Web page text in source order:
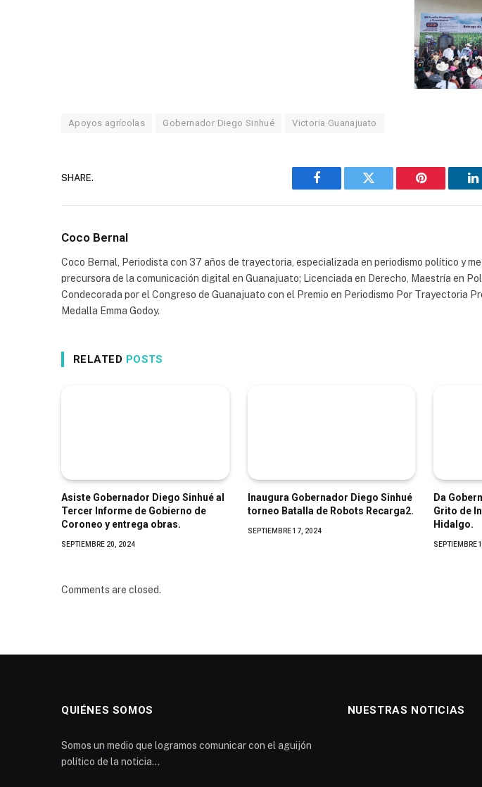
Apoyos agrícolas Gobernador Diego Sinhué Victoria Guanajuato
SHARE.
Facebook Twitter Pinterest
Coco Bernal
Coco Bernal, Periodista con 37 años de trayectoria, especializada en periodismo político y
precursora de la comunicación digital en Guanajuato; Licenciada en Derecho, Maestría en
Condecorada por el Congreso de Guanajuato con el Premio en Periodismo Por Trayectoria
Medalla Emma Godoy.
RELATED POSTS
Asiste Gobernador Diego Sinhué al
Tercer Informe de Gobierno de
Coroneo y entrega obras.
SEPTIEMBRE 20, 2024
Inaugura Gobernador Diego Sinhué
torneo Batalla de Robots Recarga2.
SEPTIEMBRE 17, 2024
Da
Grito de
Hidalgo.
SEPTIEMBRE
Comments are closed.
QUIÉNES SOMOS
Somos un medio que logramos comunicar con el aguijón
político de la noticia...
NUESTRAS NOTICIAS